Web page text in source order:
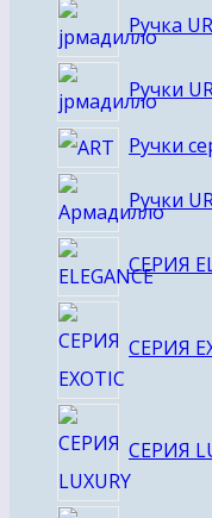
Ручка
Ручки
Ручки
Ручки
СЕРИЯ
СЕРИЯ
СЕРИЯ